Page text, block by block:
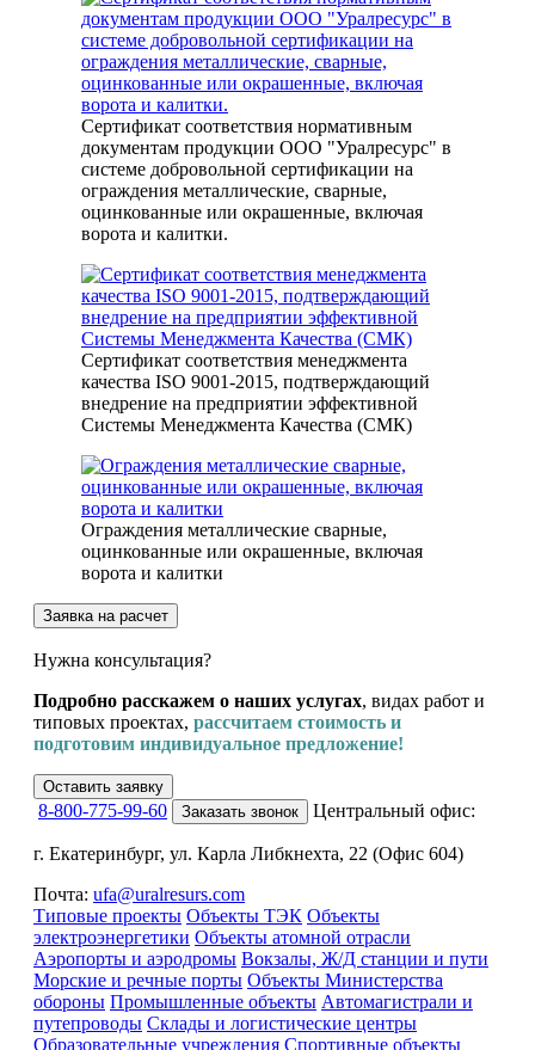
Сертификат соответствия нормативным
документам продукции ООО "Уралресурс" в
системе добровольной сертификации на
ограждения металлические, сварные,
оцинкованные или окрашенные, включая
ворота и калитки.
Сертификат соответствия менеджмента
качества ISO 9001-2015, подтверждающий
внедрение на предприятии эффективной
Системы Менеджмента Качества (СМК)
Ограждения металлические сварные,
оцинкованные или окрашенные, включая
ворота и калитки
Заявка на расчет
Нужна консультация?
Подробно расскажем о наших услугах, видах работ и
типовых проектах, рассчитаем стоимость и
подготовим индивидуальное предложение!
Оставить заявку
8-800-775-99-60 Заказать звонок Центральный офис:
г. Екатеринбург, ул. Карла Либкнехта, 22 (Офис 604)
Почта: ufa@uralresurs.com
Типовые проекты Объекты ТЭК Объекты
электроэнергетики Объекты атомной отрасли
Аэропорты и аэродромы Вокзалы, Ж/Д станции и пути
Морские и речные порты Объекты Министерства
обороны Промышленные объекты Автомагистрали и
путепроводы Склады и логистические центры
Образовательные учреждения Спортивные объекты